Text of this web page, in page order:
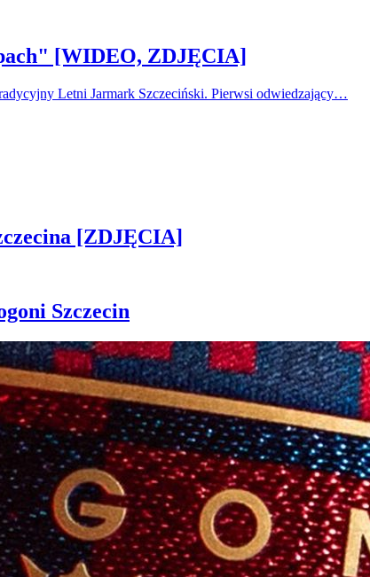
[WIDEO, ZDJĘCIA]
Letni Jarmark Szczeciński. Pierwsi odwiedzający…
[ZDJĘCIA]
Szczecin